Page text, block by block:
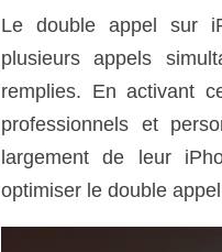
Le double appel sur
plusieurs appels
remplies. En activant
professionnels et
largement de leur
optimiser le double